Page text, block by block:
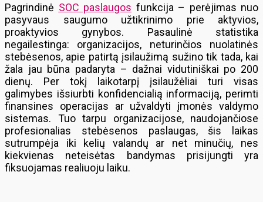
Pagrindinė SOC paslaugos funkcija – perėjimas nuo
pasyvaus saugumo užtikrinimo prie aktyvios,
proaktyvios gynybos. Pasaulinė statistika
negailestinga: organizacijos, neturinčios nuolatinės
stebėsenos, apie patirtą įsilaužimą sužino tik tada, kai
žala jau būna padaryta – dažnai vidutiniškai po 200
dienų. Per tokį laikotarpį įsilaužėliai turi visas
galimybes išsiurbti konfidencialią informaciją, perimti
finansines operacijas ar užvaldyti įmonės valdymo
sistemas. Tuo tarpu organizacijose, naudojančiose
profesionalias stebėsenos paslaugas, šis laikas
sutrumpėja iki kelių valandų ar net minučių, nes
kiekvienas neteisėtas bandymas prisijungti yra
fiksuojamas realiuoju laiku.